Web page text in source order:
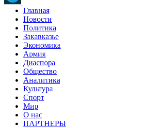
Главная
Новости
Политика
Закавказье
Экономика
Армия
Диаспора
Общество
Аналитика
Культура
Спорт
Мир
О нас
ПАРТНЕРЫ